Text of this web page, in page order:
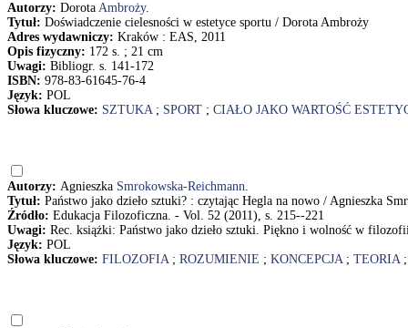
Autorzy: Dorota Ambroży.
Tytuł: Doświadczenie cielesności w estetyce sportu / Dorota Ambroży
Adres wydawniczy: Kraków : EAS, 2011
Opis fizyczny: 172 s. ; 21 cm
Uwagi: Bibliogr. s. 141-172
ISBN: 978-83-61645-76-4
Język: POL
Słowa kluczowe: SZTUKA; SPORT ; CIAŁO JAKO WARTOŚĆ
Autorzy: Agnieszka Smrokowska-Reichmann.
Tytuł: Państwo jako dzieło sztuki? : czytając Hegla na nowo / Agnieszka
Źródło: Edukacja Filozoficzna. - Vol. 52 (2011), s. 215--221
Uwagi: Rec. książki: Państwo jako dzieło sztuki. Piękno i wolność w
Język: POL
Słowa kluczowe: FILOZOFIA; ROZUMIENIE ; KONCEPCJA; TEORIA